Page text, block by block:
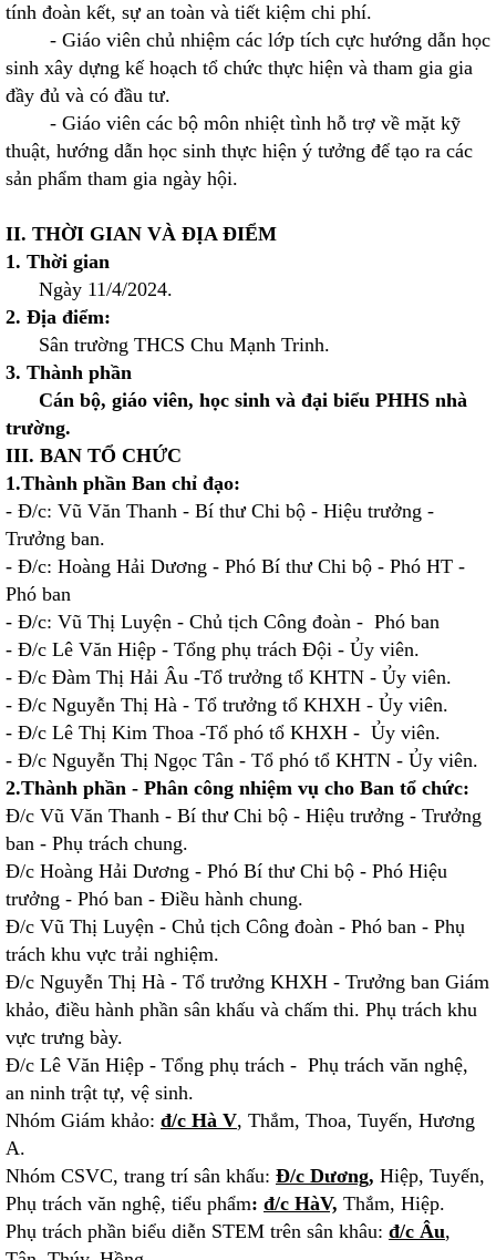
tính đoàn kết, sự an toàn và tiết kiệm chi phí.
- Giáo viên chủ nhiệm các lớp tích cực hướng dẫn học
sinh xây dựng kế hoạch tổ chức thực hiện và tham gia gia
đầy đủ và có đầu tư.
- Giáo viên các bộ môn nhiệt tình hỗ trợ về mặt kỹ
thuật, hướng dẫn học sinh thực hiện ý tưởng để tạo ra các
sản phẩm tham gia ngày hội.
II. THỜI GIAN VÀ ĐỊA ĐIỂM
1. Thời gian
Ngày 11/4/2024.
2. Địa điểm:
Sân trường THCS Chu Mạnh Trinh.
3. Thành phần
Cán bộ, giáo viên, học sinh và đại biểu PHHS nhà
trường.
III. BAN TỔ CHỨC
1.Thành phần Ban chỉ đạo:
- Đ/c: Vũ Văn Thanh - Bí thư Chi bộ - Hiệu trưởng -
Trưởng ban.
- Đ/c: Hoàng Hải Dương - Phó Bí thư Chi bộ - Phó HT -
Phó ban
- Đ/c: Vũ Thị Luyện - Chủ tịch Công đoàn - Phó ban
- Đ/c Lê Văn Hiệp - Tổng phụ trách Đội - Ủy viên.
- Đ/c Đàm Thị Hải Âu -Tổ trưởng tổ KHTN - Ủy viên.
- Đ/c Nguyễn Thị Hà - Tổ trưởng tổ KHXH - Ủy viên.
- Đ/c Lê Thị Kim Thoa -Tổ phó tổ KHXH - Ủy viên.
- Đ/c Nguyễn Thị Ngọc Tân - Tổ phó tổ KHTN - Ủy viên.
2.Thành phần - Phân công nhiệm vụ cho Ban tổ chức:
Đ/c Vũ Văn Thanh - Bí thư Chi bộ - Hiệu trưởng - Trưởng
ban - Phụ trách chung.
Đ/c Hoàng Hải Dương - Phó Bí thư Chi bộ - Phó Hiệu
trưởng - Phó ban - Điều hành chung.
Đ/c Vũ Thị Luyện - Chủ tịch Công đoàn - Phó ban - Phụ
trách khu vực trải nghiệm.
Đ/c Nguyễn Thị Hà - Tổ trưởng KHXH - Trưởng ban Giám
khảo, điều hành phần sân khấu và chấm thi. Phụ trách khu
vực trưng bày.
Đ/c Lê Văn Hiệp - Tổng phụ trách - Phụ trách văn nghệ,
an ninh trật tự, vệ sinh.
Nhóm Giám khảo: đ/c Hà V, Thắm, Thoa, Tuyến, Hương
A.
Nhóm CSVC, trang trí sân khấu: Đ/c Dương, Hiệp, Tuyến,
Phụ trách văn nghệ, tiểu phẩm: đ/c HàV, Thắm, Hiệp.
Phụ trách phần biểu diễn STEM trên sân khâu: đ/c Âu,